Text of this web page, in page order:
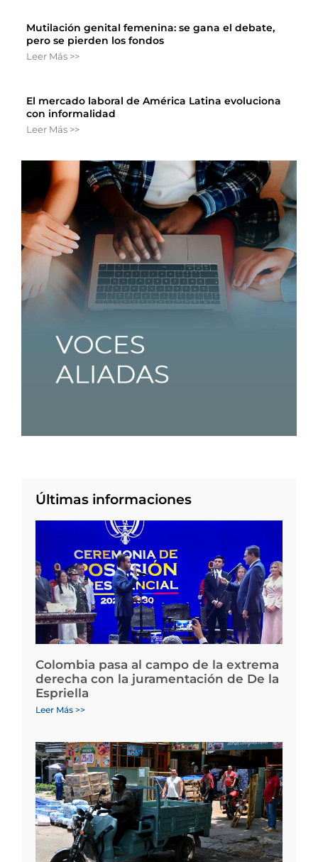
Mutilación genital femenina: se gana el debate,
pero se pierden los fondos
Leer Más >>
El mercado laboral de América Latina evoluciona
con informalidad
Leer Más >>
Últimas informaciones
Colombia pasa al campo de la extrema
derecha con la juramentación de De la
Espriella
Leer Más >>